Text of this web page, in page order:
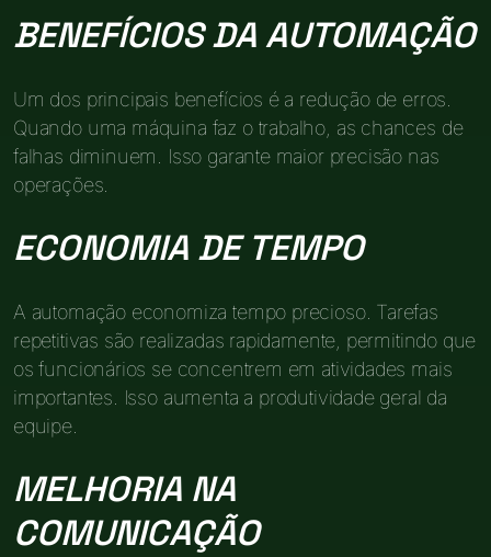
BENEFÍCIOS DA AUTOMAÇÃO
Um dos principais benefícios é a redução de erros.
Quando uma máquina faz o trabalho, as chances de
falhas diminuem. Isso garante maior precisão nas
operações.
ECONOMIA DE TEMPO
A automação economiza tempo precioso. Tarefas
repetitivas são realizadas rapidamente, permitindo que
os funcionários se concentrem em atividades mais
importantes. Isso aumenta a produtividade geral da
equipe.
MELHORIA NA
COMUNICAÇÃO